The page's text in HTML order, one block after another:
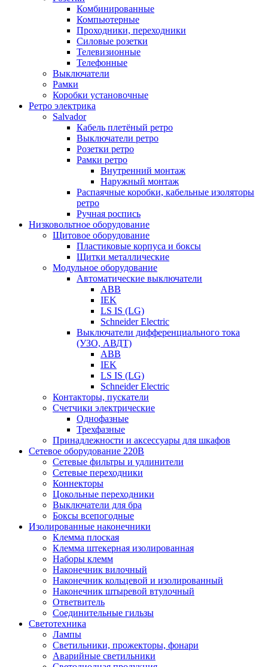
Комбинированные
Компьютерные
Проходники, переходники
Силовые розетки
Телевизионные
Телефонные
Выключатели
Рамки
Коробки установочные
Ретро электрика
Salvador
Кабель плетёный ретро
Выключатели ретро
Розетки ретро
Рамки ретро
Внутренний монтаж
Наружный монтаж
Распаячные коробки, кабельные изоляторы
ретро
Ручная роспись
Низковольтное оборудование
Щитовое оборудование
Пластиковые корпуса и боксы
Щитки металлические
Модульное оборудование
Автоматические выключатели
ABB
IEK
LS IS (LG)
Schneider Electric
Выключатели дифференциального тока
(УЗО, АВДТ)
ABB
IEK
LS IS (LG)
Schneider Electric
Контакторы, пускатели
Счетчики электрические
Однофазные
Трехфазные
Принадлежности и аксессуары для шкафов
Сетевое оборудование 220В
Сетевые фильтры и удлинители
Сетевые переходники
Коннекторы
Цокольные переходники
Выключатели для бра
Боксы всепогодные
Изолированные наконечники
Клемма плоская
Клемма штекерная изолированная
Наборы клемм
Наконечник вилочный
Наконечник кольцевой и изолированный
Наконечник штыревой втулочный
Ответвитель
Соединительные гильзы
Светотехника
Лампы
Светильники, прожекторы, фонари
Аварийные светильники